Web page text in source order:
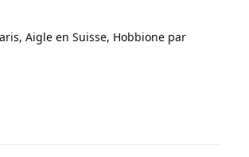
Aigle en Suisse, Hobbione par